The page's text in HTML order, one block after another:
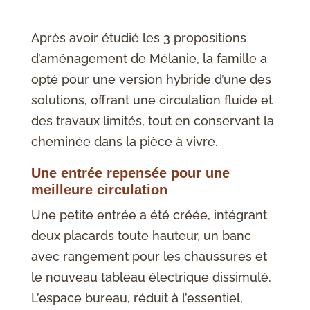
Après avoir étudié les 3 propositions
d’aménagement de Mélanie, la famille a
opté pour une version hybride d’une des
solutions, offrant une circulation fluide et
des travaux limités, tout en conservant la
cheminée dans la pièce à vivre.
Une entrée repensée pour une
meilleure circulation
Une petite entrée a été créée, intégrant
deux placards toute hauteur, un banc
avec rangement pour les chaussures et
le nouveau tableau électrique dissimulé.
L’espace bureau, réduit à l’essentiel,